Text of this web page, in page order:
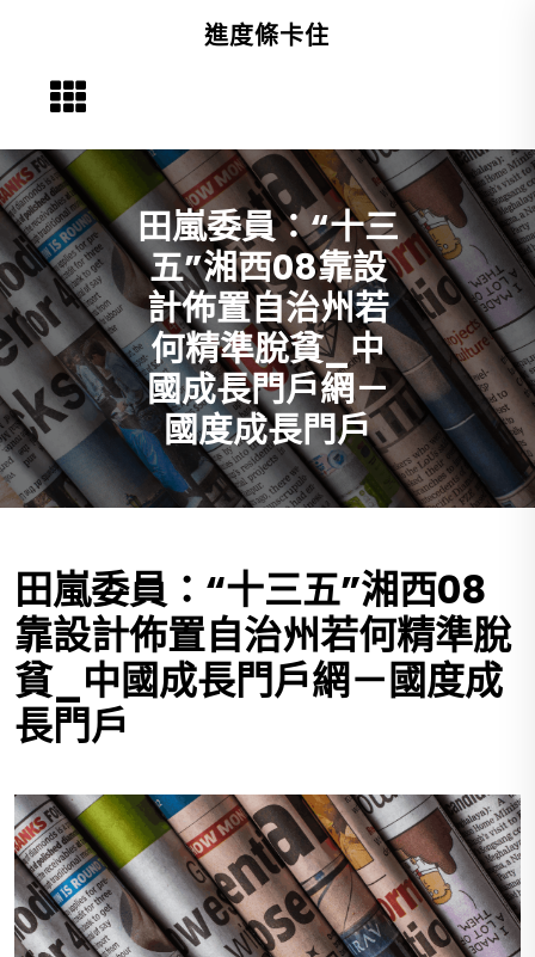
進度條卡住
田嵐委員：“十三
五”湘西08靠設
計佈置自治州若
何精準脫貧_中
國成長門戶網－
國度成長門戶
田嵐委員：“十三五”湘西08
靠設計佈置自治州若何精準脫
貧_中國成長門戶網－國度成
長門戶